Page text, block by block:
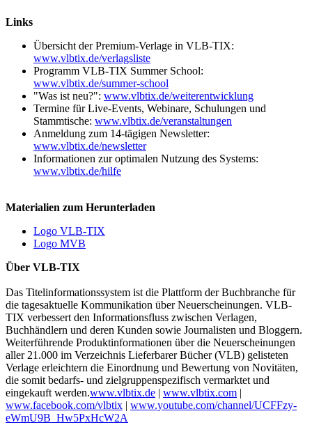
Links
Übersicht der Premium-Verlage in VLB-TIX:
www.vlbtix.de/verlagsliste
Programm VLB-TIX Summer School:
www.vlbtix.de/summer-school
"Was ist neu?": www.vlbtix.de/weiterentwicklung
Termine für Live-Events, Webinare, Schulungen und
Stammtische: www.vlbtix.de/veranstaltungen
Anmeldung zum 14-tägigen Newsletter:
www.vlbtix.de/newsletter
Informationen zur optimalen Nutzung des Systems:
www.vlbtix.de/hilfe
Materialien zum Herunterladen
Logo VLB-TIX
Logo MVB
Über VLB-TIX
Das Titelinformationssystem ist die Plattform der Buchbranche für
die tagesaktuelle Kommunikation über Neuerscheinungen. VLB-
TIX verbessert den Informationsfluss zwischen Verlagen,
Buchhändlern und deren Kunden sowie Journalisten und Bloggern.
Weiterführende Produktinformationen über die Neuerscheinungen
aller 21.000 im Verzeichnis Lieferbarer Bücher (VLB) gelisteten
Verlage erleichtern die Einordnung und Bewertung von Novitäten,
die somit bedarfs- und zielgruppenspezifisch vermarktet und
eingekauft werden.www.vlbtix.de | www.vlbtix.com |
www.facebook.com/vlbtix | www.youtube.com/channel/UCFFzy-
eWmU9B_Hw5PxHcW2A